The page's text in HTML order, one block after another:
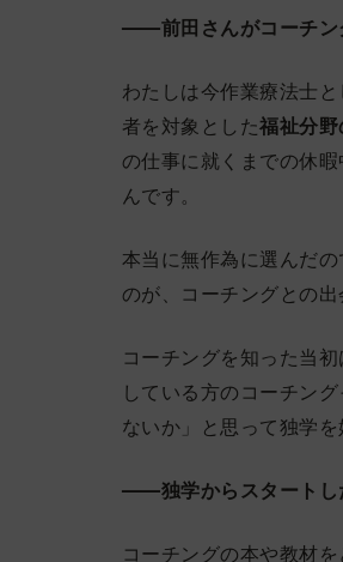
——前田さんがコーチン
わたしは今作業療法士
者を対象とした福祉分
の仕事に就くまでの休
んです。
本当に無作為に選んだ
のが、コーチングとの出
コーチングを知った当
している方のコーチン
ないか」と思って独学を
——独学からスタートし
コーチングの本や教材